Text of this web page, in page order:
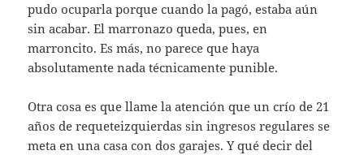
pudo ocuparla porque cuando la pagó, estaba aún
sin acabar. El marronazo queda, pues, en
marroncito. Es más, no parece que haya
absolutamente nada técnicamente punible.
Otra cosa es que llame la atención que un crío de 21
años de requeteizquierdas sin ingresos regulares se
meta en una casa con dos garajes. Y qué decir del